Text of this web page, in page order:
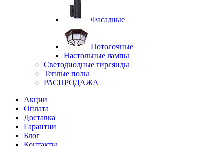
Фасадные
Потолочные
Настольные лампы
Светодиодные гирлянды
Теплые полы
РАСПРОДАЖА
Акции
Оплата
Доставка
Гарантии
Блог
Контакты